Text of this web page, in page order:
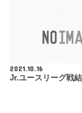
2021.10.16
Jr.ユースリーグ戦